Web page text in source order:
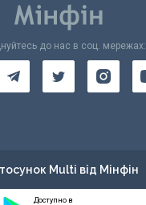
до нас в соц. мережах:
Multi від Мінфін
Доступно в